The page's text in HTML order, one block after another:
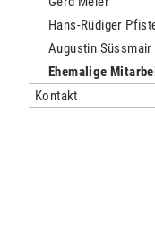
Hans-Rüdiger
Augustin Süssmair
Ehemalige
Kontakt